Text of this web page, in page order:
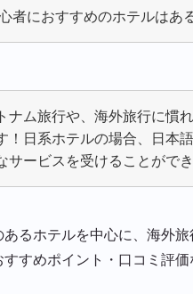
者におすすめのホテルはあ
ナム旅行や、海外旅行に慣
！日系ホテルの場合、日本
サービスを受けることができ
るホテルを中心に、海外
すめポイント・口コミ評価